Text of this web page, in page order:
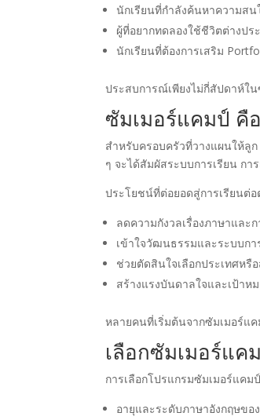
นักเรียนที่กำลังค้นหาความสน
ผู้ที่อยากทดลองใช้ชีวิตต่างปร
นักเรียนที่ต้องการเสริม
ประสบการณ์เพียงไม่กี่สัปดาห์ใ
ซัมเมอร์แคมป์ คื
สำหรับครอบครัวที่วางแผนให้ลูก
ๆ จะได้สัมผัสระบบการเรียน ก
ประโยชน์ที่ต่อยอดสู่การเรียนต่อ
ลดความกังวลเรื่องภาษาและ
เข้าใจวัฒนธรรมและระบบกา
ช่วยตัดสินใจเลือกประเทศหรื
สร้างแรงบันดาลใจและเป้าห
หลายคนที่เริ่มต้นจากซัมเมอร์แ
เลือกซัมเมอร์แค
การเลือกโปรแกรมซัมเมอร์แค
อายุและระดับภาษาอังกฤษขอ